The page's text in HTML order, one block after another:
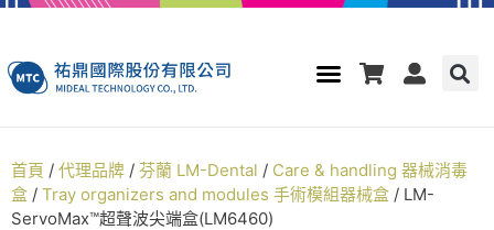
首頁 / 代理品牌 / 芬蘭 LM-Dental / Care & handling 器械消毒
盒 / Tray organizers and modules 手術模組器械盒 / LM-
ServoMax™超聲波尖端盒(LM6460)